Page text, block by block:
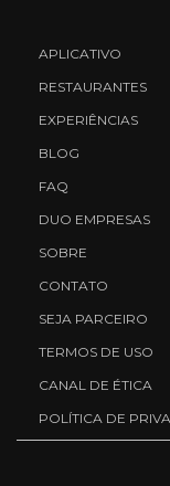
APLICATIVO
RESTAURANTES
EXPERIÊNCIAS
BLOG
FAQ
DUO EMPRESAS
SOBRE
CONTATO
SEJA PARCEIRO
TERMOS DE USO
CANAL DE ÉTICA
POLÍTICA DE